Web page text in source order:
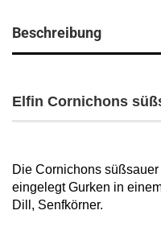
Beschreibung
Elfin Cornichons
Die Cornichons
eingelegt Gurken in
Dill, Senfkörner.